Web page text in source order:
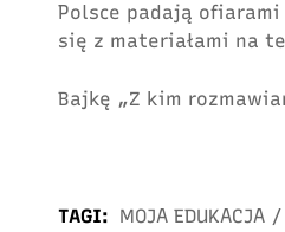
Polsce padają
się z materiałami na
Bajkę „Z kim
TAGI: MOJA EDUKACJA /